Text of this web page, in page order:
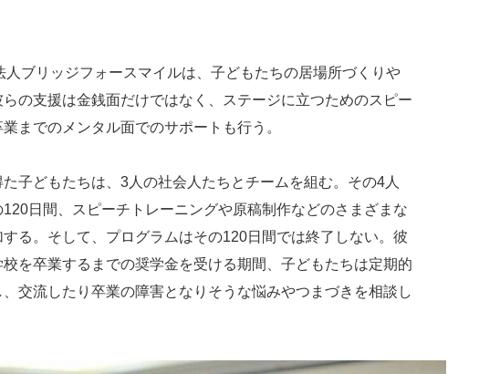
人ブリッジフォースマイルは、子どもたちの居場所づくりや
の支援は金銭面だけではなく、ステージに立つためのスピー
までのメンタル面でのサポートも行う。
子どもたちは、3人の社会人たちとチームを組む。その4人
日間、スピーチトレーニングや原稿制作などのさまざまな
る。そして、プログラムはその120日間では終了しない。彼
を卒業するまでの奨学金を受ける期間、子どもたちは定期的
交流したり卒業の障害となりそうな悩みやつまづきを相談し